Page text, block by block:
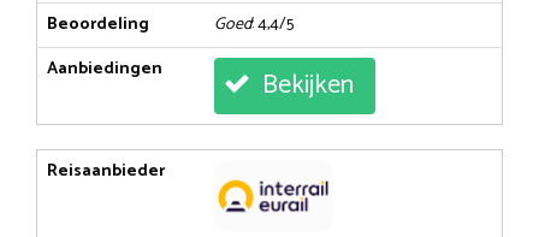
Beoordeling Goed: 4,4/5
Aanbiedingen
Bekijken
Reisaanbieder